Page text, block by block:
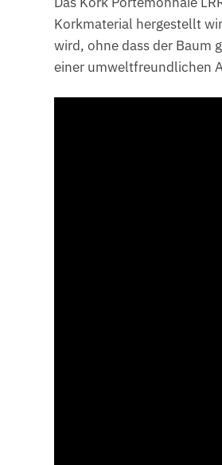
Korkmaterial hergestellt
wird, ohne dass der Baum
einer umweltfreundlichen